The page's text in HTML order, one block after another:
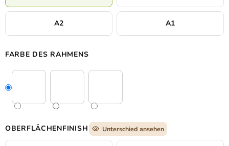
A2 A1
FARBE DES RAHMENS
OBERFLÄCHENFINISH Unterschied ansehen